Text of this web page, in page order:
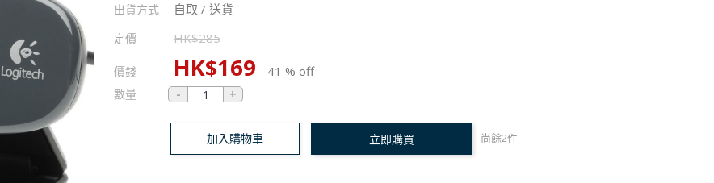
出貨方式 自取 / 送貨
定價 HK$285
價錢 HK$169 41 % off
數量
加入購物車 立即購買 尚餘2件